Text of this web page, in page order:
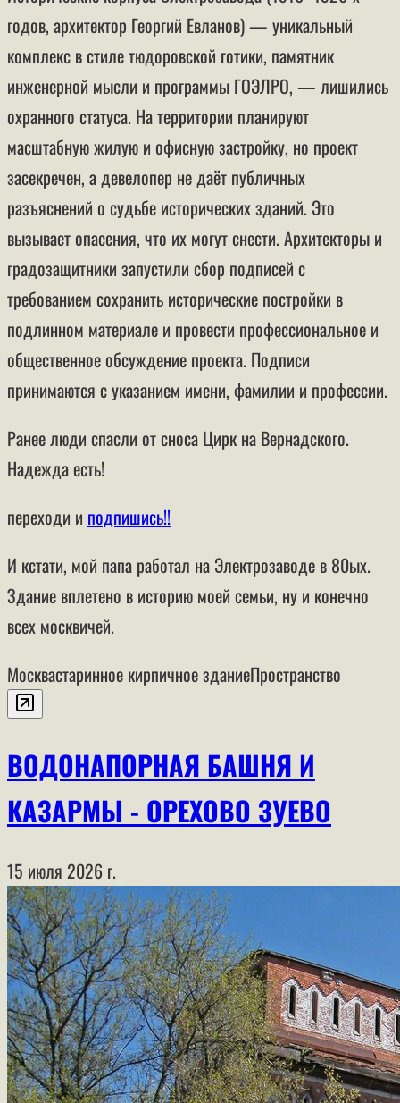
годов, архитектор Георгий Евланов) — уникальный
комплекс в стиле тюдоровской готики, памятник
инженерной мысли и программы ГОЭЛРО, — лишились
охранного статуса. На территории планируют
масштабную жилую и офисную застройку, но проект
засекречен, а девелопер не даёт публичных
разъяснений о судьбе исторических зданий. Это
вызывает опасения, что их могут снести. Архитекторы и
градозащитники запустили сбор подписей с
требованием сохранить исторические постройки в
подлинном материале и провести профессиональное и
общественное обсуждение проекта. Подписи
принимаются с указанием имени, фамилии и профессии.
Ранее люди спасли от сноса Цирк на Вернадского.
Надежда есть!
переходи и подпишись!!
И кстати, мой папа работал на Электрозаводе в 80ых.
Здание вплетено в историю моей семьи, ну и конечно
всех москвичей.
Москвастаринное кирпичное зданиеПространство
ВОДОНАПОРНАЯ БАШНЯ И
КАЗАРМЫ - ОРЕХОВО ЗУЕВО
15 июля 2026 г.